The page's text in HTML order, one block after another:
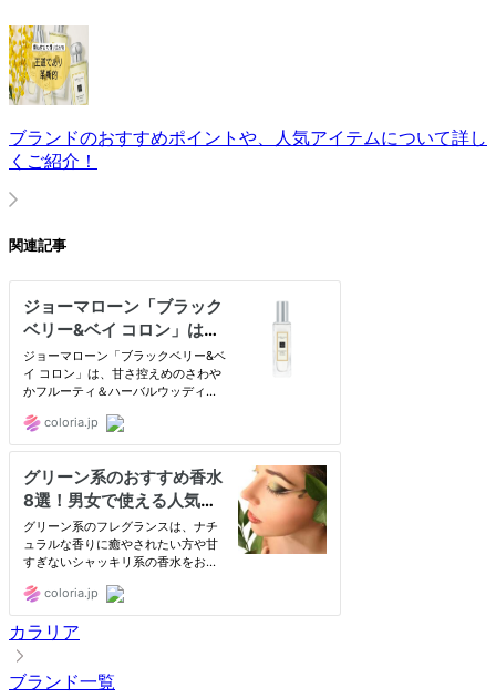
ブランドのおすすめポイントや、人気アイテムについて詳し
くご紹介！
関連記事
カラリア
ブランド一覧